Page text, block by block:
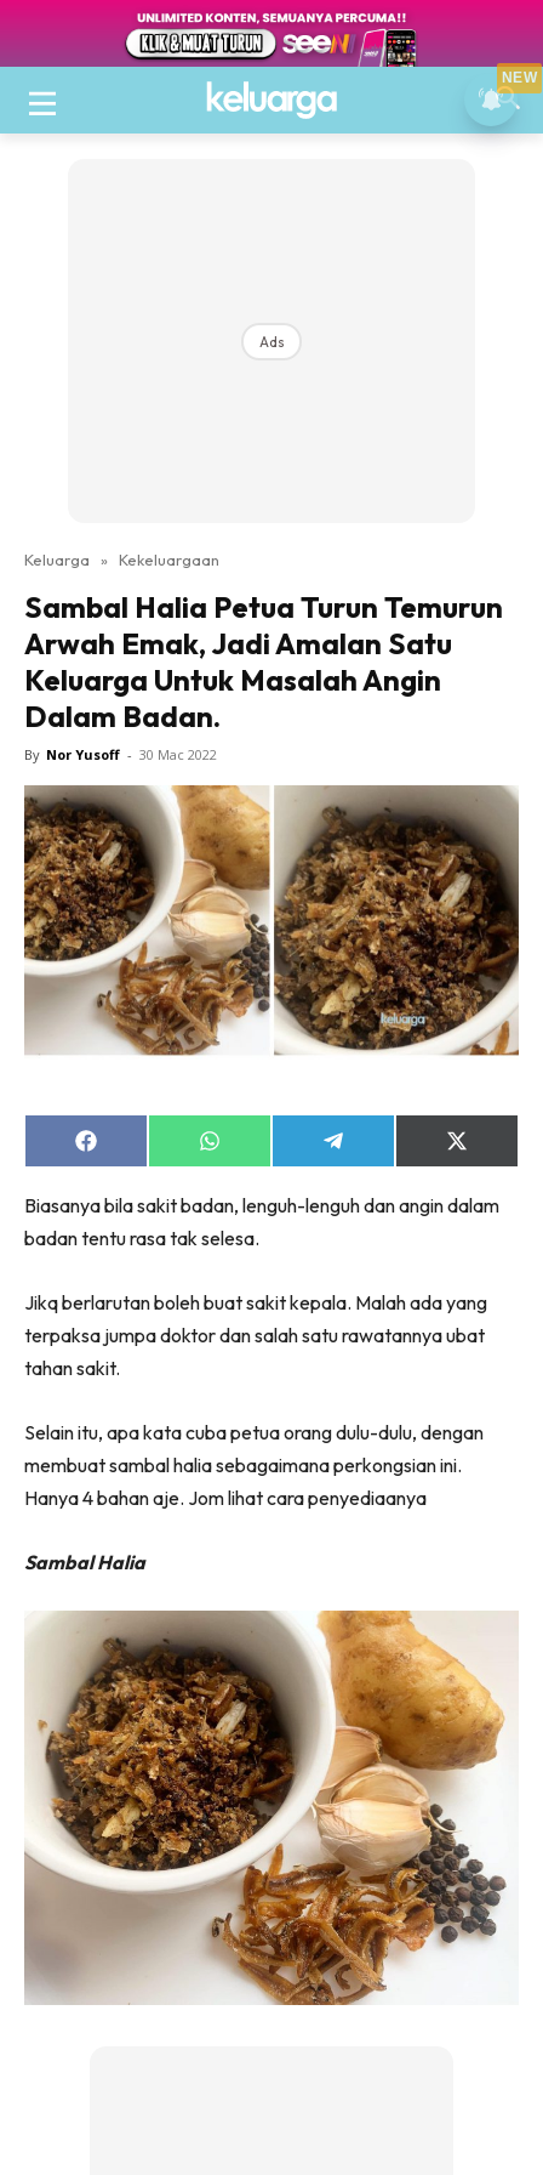
Ads
Keluarga » Kekeluargaan
Sambal Halia Petua Turun Temurun
Arwah Emak, Jadi Amalan Satu
Keluarga Untuk Masalah Angin
Dalam Badan.
By Nor Yusoff - 30 Mac 2022
Share
on
Share
on
Share
on
Share
on
(Twitter)
Biasanya bila sakit badan, lenguh-lenguh dan angin dalam
badan tentu rasa tak selesa.
Jikq berlarutan boleh buat sakit kepala. Malah ada yang
terpaksa jumpa doktor dan salah satu rawatannya ubat
tahan sakit.
Selain itu, apa kata cuba petua orang dulu-dulu, dengan
membuat sambal halia sebagaimana perkongsian ini.
Hanya 4 bahan aje. Jom lihat cara penyediaanya
Sambal Halia
NEW